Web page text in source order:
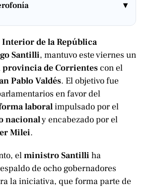
▾
de la República
Santilli, mantuvo este viernes un
provincia de Corrientes con el
Pablo Valdés. El objetivo fue
en favor del
laboralimpulsado por el
nacionaly encabezado por el
Milei.
elministro Santilli ha
de ocho gobernadores
la iniciativa, que forma parte de